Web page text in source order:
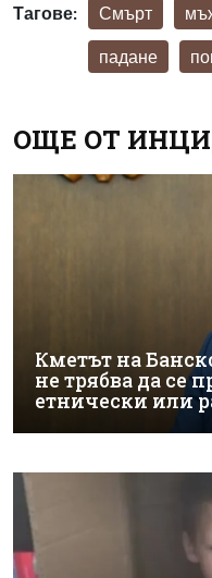
Тагове: Смърт
падане
ОЩЕ ОТ
Кметът на
не трябва да се
етнически или